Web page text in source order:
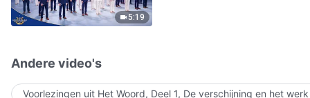
5:19
Andere video's
Voorlezingen uit Het Woord, Deel 1, De verschijning en het